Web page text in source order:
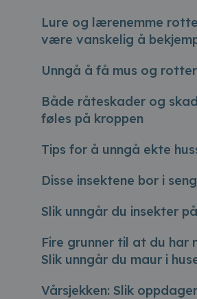
Lure og lærenemme
være vanskelig å
Unngå å få mus og
Både råteskader og
føles på kroppen
Tips for å unngå ekte
Disse insektene bor i
Slik unngår du insekter
Fire grunner til at du har
Slik unngår du maur i
Vårsjekken: Slik